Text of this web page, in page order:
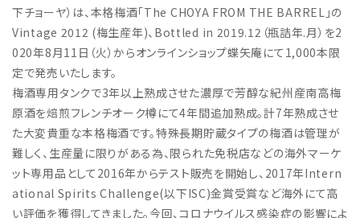
下チョーヤ）は、本格梅酒「The CHOYA FROM THE BARREL」の
Vintage 2012 (梅生産年)、Bottled in 2019.12（瓶詰年.月）を2
020年8月11日（火）からオンラインショップ蝶矢庵にて1,000本限
定で発売いたします。
梅酒専用タンクで3年以上熟成させた濃厚で芳醇な紀州産南高梅
原酒を焙煎フレンチオーク樽にて4年間追加熟成。計7年熟成させ
た大変貴重な本格梅酒です。特殊長期貯蔵タイプの梅酒は管理が
難しく、生産量に限りがある為、限られた免税店などの海外マーケ
ット専用品として2016年からテスト販売を開始し、2017年Intern
ational Spirits Challenge(以下ISC)金賞受賞など海外にて高
い評価を獲得してきました。今回、コロナウイルス感染症の影響によ